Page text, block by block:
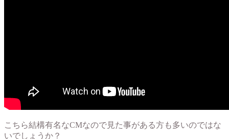
こちら結構有名なCMなので見た事がある方も多いのではな
いでしょうか？